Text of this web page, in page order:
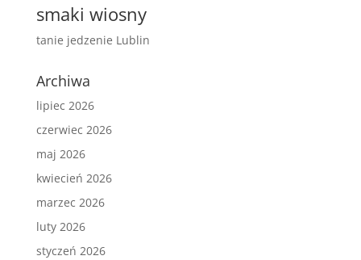
smaki wiosny
tanie jedzenie Lublin
Archiwa
lipiec 2026
czerwiec 2026
maj 2026
kwiecień 2026
marzec 2026
luty 2026
styczeń 2026